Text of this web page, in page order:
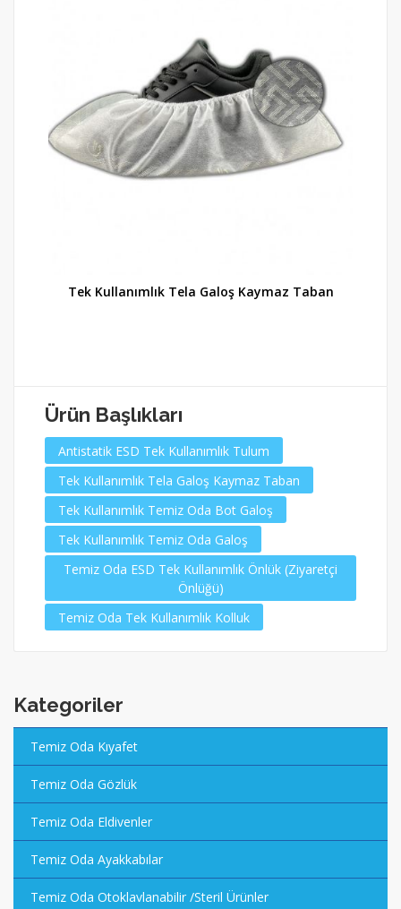
Tek Kullanımlık Tela Galoş Kaymaz Taban
Ürün Başlıkları
Antistatik ESD Tek Kullanımlık Tulum
Tek Kullanımlık Tela Galoş Kaymaz Taban
Tek Kullanımlık Temiz Oda Bot Galoş
Tek Kullanımlık Temiz Oda Galoş
Temiz Oda ESD Tek Kullanımlık Önlük (Ziyaretçi
Önlüğü)
Temiz Oda Tek Kullanımlık Kolluk
Kategoriler
Temiz Oda Kıyafet
Temiz Oda Gözlük
Temiz Oda Eldivenler
Temiz Oda Ayakkabılar
Temiz Oda Otoklavlanabilir /Steril Ürünler